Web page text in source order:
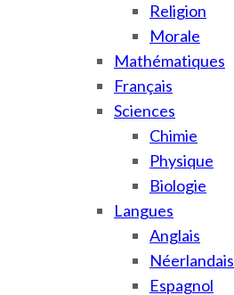
Religion
Morale
Mathématiques
Français
Sciences
Chimie
Physique
Biologie
Langues
Anglais
Néerlandais
Espagnol